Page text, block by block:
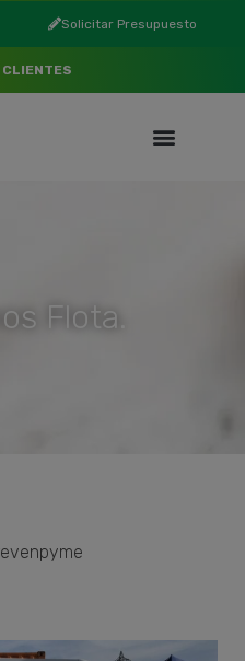
Solicitar Presupuesto
Flota.